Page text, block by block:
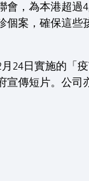
，為本港超過
案，確保這些
24日實施的「
宣傳短片。公